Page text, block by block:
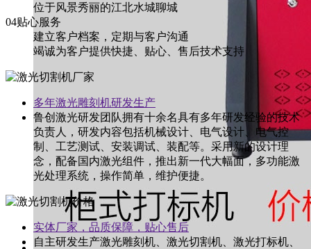
位于风景秀丽的江北水城聊城
04贴心服务
建立客户档案，定期与客户沟通
竭诚为客户提供快捷、贴心、售后技术支持
多年激光雕刻机研发生产
鲁创激光研发团队拥有十余名具有多年研发经验的技术
负责人，研发内容包括机械设计、电气设计、电气控
制、工艺测试、安装调试、装配等。采用新的设计理
念，配备国内激光组件，推出新一代大幅面，多功能激
光处理系统，操作简单，维护便捷。
实体厂家，品质保障，贴心售后
自主研发生产激光雕刻机、激光切割机、激光打标机、